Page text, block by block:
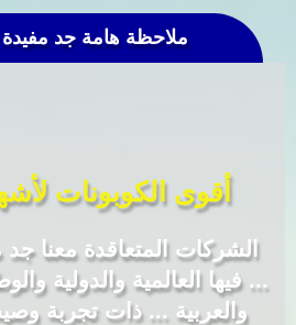
ملاحظة هامة جد مفيدة
أقوى الكوبونات
الشركات المتعاقدة معنا
... فيها العالمية والدولية
والعربية ... ذات تجربة